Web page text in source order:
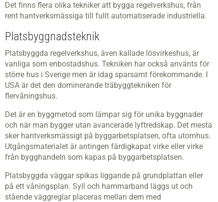
Det finns flera olika tekniker att bygga regelverkshus, från
rent hantverksmässiga till fullt automatiserade industriella.
Platsbyggnadsteknik
Platsbyggda regelverkshus, även kallade lösvirkeshus, är
vanliga som enbostadshus. Tekniken har också använts för
större hus i Sverige men är idag sparsamt förekommande. I
USA är det den dominerande träbyggtekniken för
flervåningshus.
Det är en byggmetod som lämpar sig för unika byggnader
och när man bygger utan avancerade lyftredskap. Det mesta
sker hantverksmässigt på byggarbetsplatsen, ofta utomhus.
Utgångsmaterialet är antingen färdigkapat virke eller virke
från bygghandeln som kapas på byggarbetsplatsen.
Platsbyggda väggar spikas liggande på grundplattan eller
på ett våningsplan. Syll och hammarband läggs ut och
stående väggreglar placeras mellan dem med